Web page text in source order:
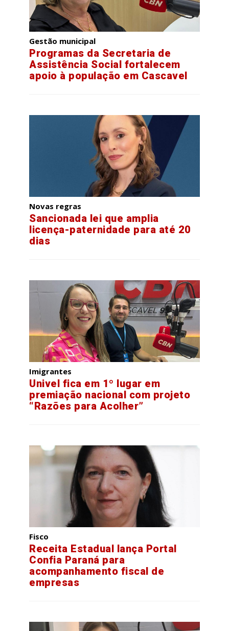
Gestão municipal
Programas da Secretaria de
Assistência Social fortalecem
apoio à população em Cascavel
Novas regras
Sancionada lei que amplia
licença-paternidade para até 20
dias
Imigrantes
Univel fica em 1º lugar em
premiação nacional com projeto
“Razões para Acolher”
Fisco
Receita Estadual lança Portal
Confia Paraná para
acompanhamento fiscal de
empresas